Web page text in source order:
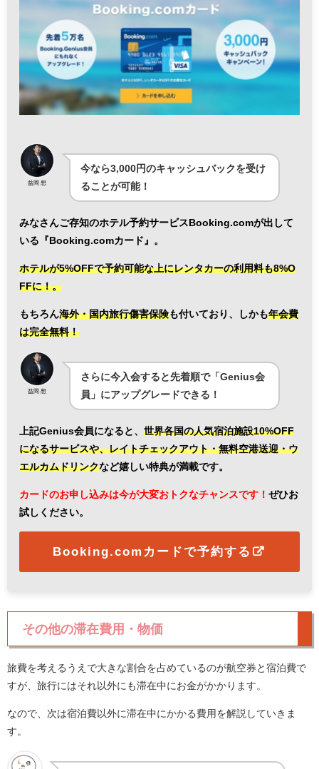
益岡 想
今なら3,000円のキャッシュバックを受け
ることが可能！
みなさんご存知のホテル予約サービスBooking.comが出して
いる『Booking.comカード』。
ホテルが5%OFFで予約可能な上にレンタカーの利用料も8%O
FFに！。
もちろん海外・国内旅行傷害保険も付いており、しかも年会費
は完全無料！
益岡 想
さらに今入会すると先着順で「Genius会
員」にアップグレードできる！
上記Genius会員になると、 世界各国の人気宿泊施設10%OFF
になるサービスや、レイトチェックアウト・無料空港送迎・ウ
エルカムドリンクなど嬉しい特典が満載です。
カードのお申し込みは今が大変おトクなチャンスです！ ぜひお
試しください。
Booking.comカードで予約する
その他の滞在費用・物価
旅費を考えるうえで大きな割合を占めているのが航空券と宿泊費で
すが、旅行にはそれ以外にも滞在中にお金がかかります。
なので、次は宿泊費以外に滞在中にかかる費用を解説していきま
す。